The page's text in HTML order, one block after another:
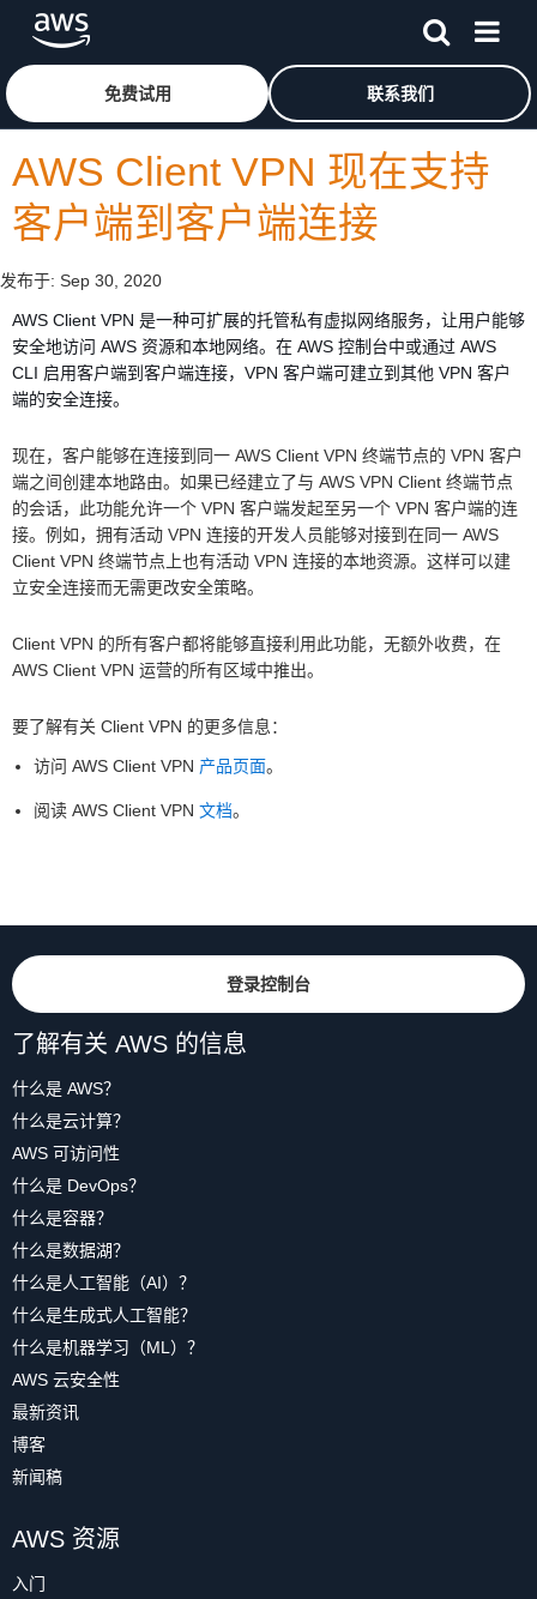
跳至主要内容
免费试用 联系我们
AWS Client VPN 现在支持
客户端到客户端连接
发布于: Sep 30, 2020
AWS Client VPN 是一种可扩展的托管私有虚拟网络服务，让用户能够
安全地访问 AWS 资源和本地网络。在 AWS 控制台中或通过 AWS
CLI 启用客户端到客户端连接，VPN 客户端可建立到其他 VPN 客户
端的安全连接。
现在，客户能够在连接到同一 AWS Client VPN 终端节点的 VPN 客户
端之间创建本地路由。如果已经建立了与 AWS VPN Client 终端节点
的会话，此功能允许一个 VPN 客户端发起至另一个 VPN 客户端的连
接。例如，拥有活动 VPN 连接的开发人员能够对接到在同一 AWS
Client VPN 终端节点上也有活动 VPN 连接的本地资源。这样可以建
立安全连接而无需更改安全策略。
Client VPN 的所有客户都将能够直接利用此功能，无额外收费，在
AWS Client VPN 运营的所有区域中推出。
要了解有关 Client VPN 的更多信息：
访问 AWS Client VPN 产品页面。
阅读 AWS Client VPN 文档。
登录控制台
了解有关 AWS 的信息
什么是 AWS？
什么是云计算？
AWS 可访问性
什么是 DevOps？
什么是容器？
什么是数据湖？
什么是人工智能（AI）？
什么是生成式人工智能？
什么是机器学习（ML）？
AWS 云安全性
最新资讯
博客
新闻稿
AWS 资源
入门